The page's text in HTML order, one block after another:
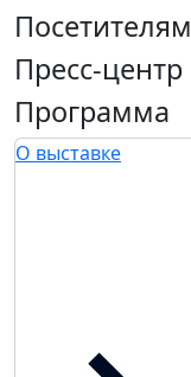
Посетителям
Пресс-центр
Программа
О выставке